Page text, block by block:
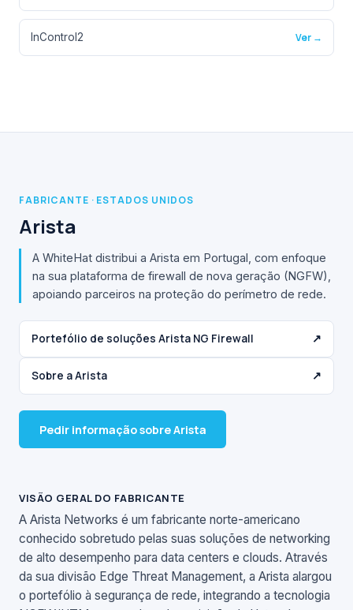
InControl2 Ver →
FABRICANTE · ESTADOS UNIDOS
Arista
A WhiteHat distribui a Arista em Portugal, com enfoque
na sua plataforma de firewall de nova geração (NGFW),
apoiando parceiros na proteção do perímetro de rede.
Portefólio de soluções Arista NG Firewall ↗
Sobre a Arista ↗
Pedir informação sobre Arista
VISÃO GERAL DO FABRICANTE
A Arista Networks é um fabricante norte-americano
conhecido sobretudo pelas suas soluções de networking
de alto desempenho para data centers e clouds. Através
da sua divisão Edge Threat Management, a Arista alargou
o portefólio à segurança de rede, integrando a tecnologia